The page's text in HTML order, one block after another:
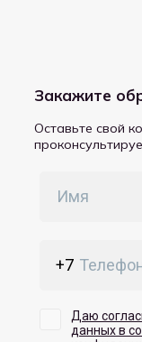
Закажите
Оставьте свой